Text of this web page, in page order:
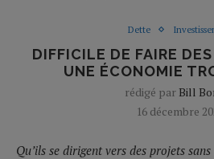
Dette
DIFFICILE DE FAIRE
UNE ÉCONOMIE
rédigé par Bill
16 décembre
Qu’ils se dirigent vers des projets